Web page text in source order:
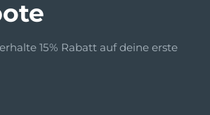
15% Rabatt auf deine erste